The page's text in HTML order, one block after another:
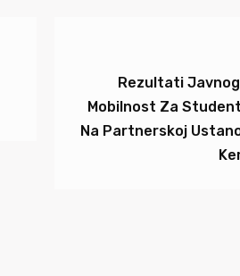
Rezultati
Mobilnost Za
Na Partnerskoj